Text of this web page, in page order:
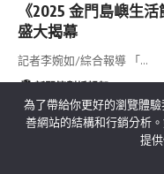
《2025 金門島嶼生
盛大揭幕
記者李婉如/綜合報導 「…
關於我們
為了帶給你更好的瀏覽體
善網站的結構和行銷分析
提